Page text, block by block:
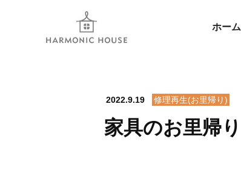
ホーム
2022.9.19 修理再生(お里帰り)
家具のお里帰り